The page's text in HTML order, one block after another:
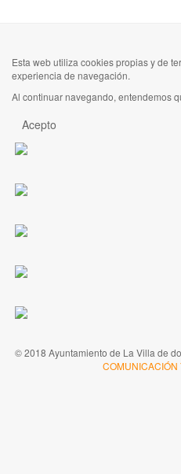
Esta web utiliza cookies propias y de
experiencia de navegación.
Al continuar navegando, entendemos
Acepto
© 2018 Ayuntamiento de La Villa de
COMUNICACIÓN